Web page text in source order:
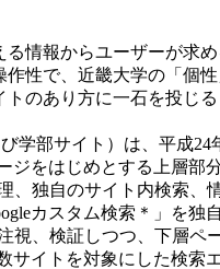
情報からユーザーが求め
性で、近畿大学の「個
のあり方に一石を投じる
部サイト）は、平成24
をはじめとする上層部
独自のサイト内検索、
カスタム検索＊」を
、検証しつつ、下層ペ
サイトを対象にした検索